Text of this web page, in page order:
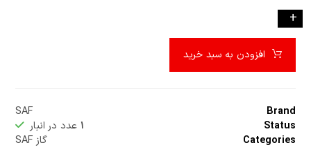
+
افزودن به سبد خرید
Brand
SAF
Status
۱ عدد در انبار
Categories
گاز SAF